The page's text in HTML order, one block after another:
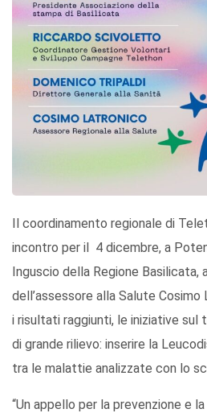
Il coordinamento regionale di
incontro per il 4 dicembre, a
Inguscio della Regione Basilicata,
dell’assessore alla Salute
i risultati raggiunti, le iniziative sul
di grande rilievo: inserire la
tra le malattie analizzate con lo
“Un appello per la prevenzione e